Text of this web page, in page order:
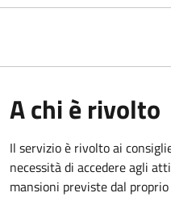
A chi è rivolto
Il servizio è rivolto ai
necessità di accedere agli
mansioni previste dal